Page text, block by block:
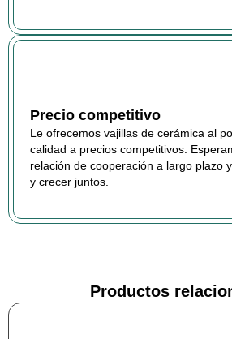
Precio competitivo
Le ofrecemos vajillas de cerámica al
calidad a precios competitivos.
relación de cooperación a largo plazo
y crecer juntos.
Productos